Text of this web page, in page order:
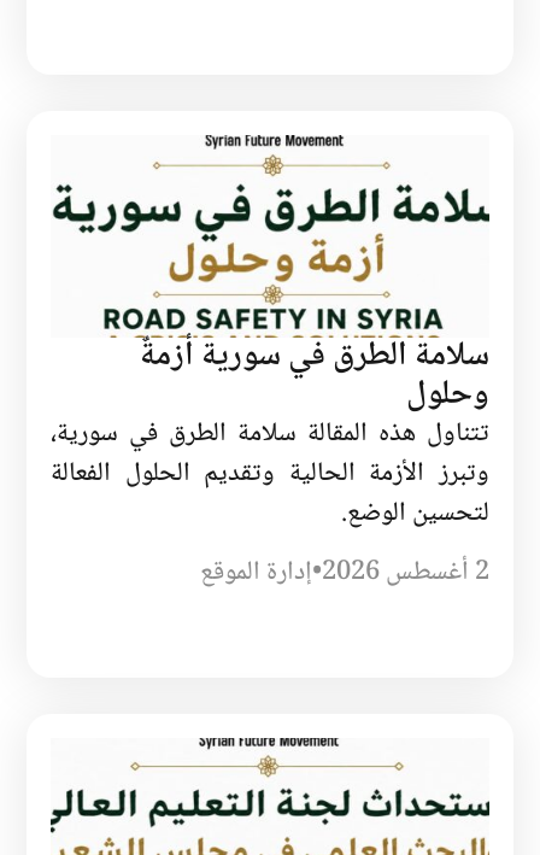
سلامة الطرق في سورية أزمةٌ
وحلول
تتناول هذه المقالة سلامة الطرق في سورية،
وتبرز الأزمة الحالية وتقديم الحلول الفعالة
لتحسين الوضع.
2 أغسطس 2026
•إدارة الموقع